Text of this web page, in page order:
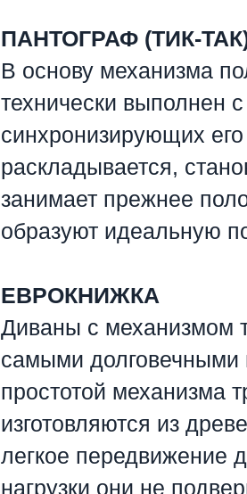
ПАНТОГРАФ (ТИК-
В основу механизма
технически выполнен
синхронизирующих
раскладывается,
занимает прежнее
образуют идеальную
ЕВРОКНИЖКА
Диваны с механизмом
самыми
простотой
изготовляются из
легкое передвижение
нагрузки они не